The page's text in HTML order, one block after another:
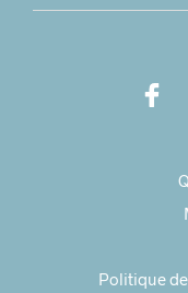
Politique